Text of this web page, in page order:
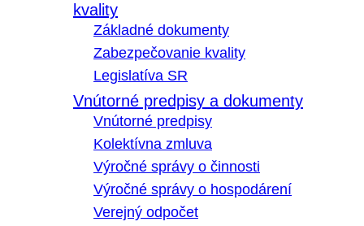
kvality
Základné dokumenty
Zabezpečovanie kvality
Legislatíva SR
Vnútorné predpisy a dokumenty
Vnútorné predpisy
Kolektívna zmluva
Výročné správy o činnosti
Výročné správy o hospodárení
Verejný odpočet